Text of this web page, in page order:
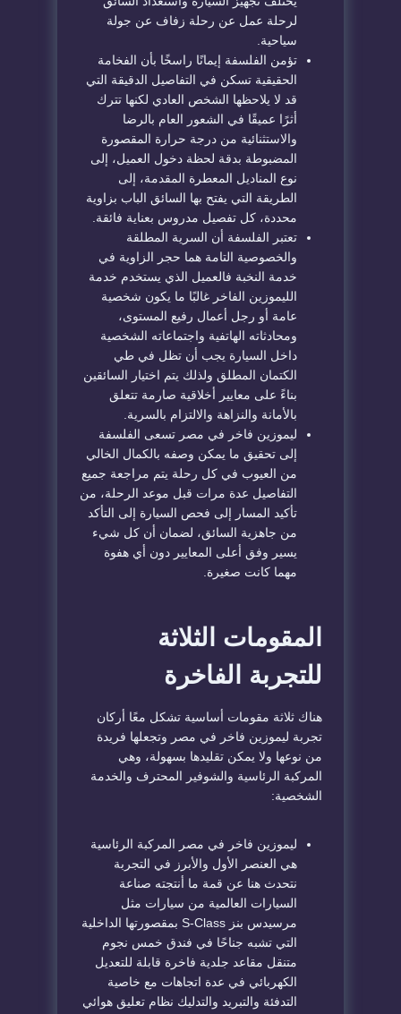
لرحلة عمل عن رحلة زفاف عن جولة
سياحية.
تؤمن الفلسفة إيمانًا راسخًا بأن الفخامة
الحقيقية تسكن في التفاصيل الدقيقة التي
قد لا يلاحظها الشخص العادي لكنها تترك
أثرًا عميقًا في الشعور العام بالرضا
والاستثنائية من درجة حرارة المقصورة
المضبوطة بدقة لحظة دخول العميل، إلى
نوع المناديل المعطرة المقدمة، إلى
الطريقة التي يفتح بها السائق الباب بزاوية
محددة، كل تفصيل مدروس بعناية فائقة.
تعتبر الفلسفة أن السرية المطلقة
والخصوصية التامة هما حجر الزاوية في
خدمة النخبة فالعميل الذي يستخدم خدمة
الليموزين الفاخر غالبًا ما يكون شخصية
عامة أو رجل أعمال رفيع المستوى،
ومحادثاته الهاتفية واجتماعاته الشخصية
داخل السيارة يجب أن تظل في طي
الكتمان المطلق ولذلك يتم اختيار السائقين
بناءً على معايير أخلاقية صارمة تتعلق
بالأمانة والنزاهة والالتزام بالسرية.
ليموزين فاخر في مصر تسعى الفلسفة
إلى تحقيق ما يمكن وصفه بالكمال الخالي
من العيوب في كل رحلة يتم مراجعة جميع
التفاصيل عدة مرات قبل موعد الرحلة، من
تأكيد المسار إلى فحص السيارة إلى التأكد
من جاهزية السائق، لضمان أن كل شيء
يسير وفق أعلى المعايير دون أي هفوة
مهما كانت صغيرة.
المقومات الثلاثة
للتجربة الفاخرة
هناك ثلاثة مقومات أساسية تشكل معًا أركان
تجربة ليموزين فاخر في مصر وتجعلها فريدة
من نوعها ولا يمكن تقليدها بسهولة، وهي
المركبة الرئاسية والشوفير المحترف والخدمة
الشخصية:
ليموزين فاخر في مصر المركبة الرئاسية
هي العنصر الأول والأبرز في التجربة
نتحدث هنا عن قمة ما أنتجته صناعة
السيارات العالمية من سيارات مثل
مرسيدس بنز S-Class بمقصورتها الداخلية
التي تشبه جناحًا في فندق خمس نجوم
متنقل مقاعد جلدية فاخرة قابلة للتعديل
الكهربائي في عدة اتجاهات مع خاصية
التدفئة والتبريد والتدليك نظام تعليق هوائي